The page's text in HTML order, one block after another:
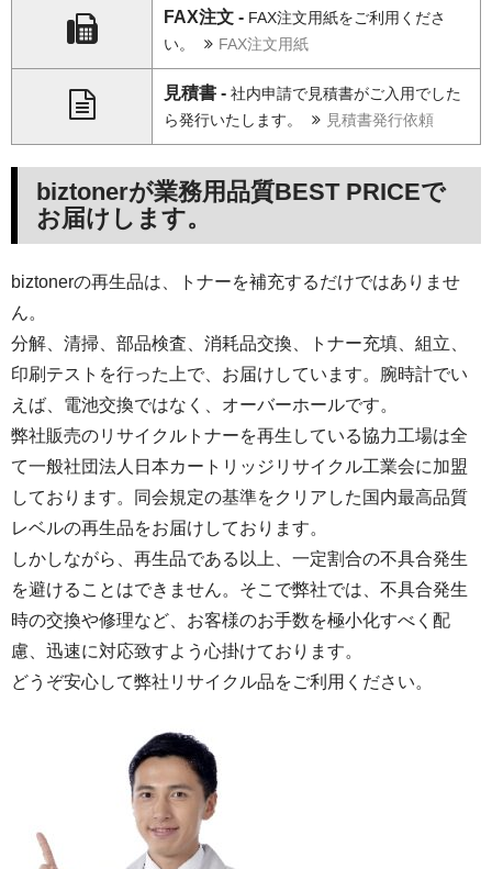
FAX注文 - FAX注文用紙をご利用くださ
い。
FAX注文用紙
見積書 - 社内申請で見積書がご入用でした
ら発行いたします。
見積書発行依頼
biztonerが業務用品質BEST PRICEで
お届けします。
biztonerの再生品は、トナーを補充するだけではありませ
ん。
分解、清掃、部品検査、消耗品交換、トナー充填、組立、
印刷テストを行った上で、お届けしています。腕時計でい
えば、電池交換ではなく、オーバーホールです。
弊社販売のリサイクルトナーを再生している協力工場は全
て一般社団法人日本カートリッジリサイクル工業会に加盟
しております。同会規定の基準をクリアした国内最高品質
レベルの再生品をお届けしております。
しかしながら、再生品である以上、一定割合の不具合発生
を避けることはできません。そこで弊社では、不具合発生
時の交換や修理など、お客様のお手数を極小化すべく配
慮、迅速に対応致すよう心掛けております。
どうぞ安心して弊社リサイクル品をご利用ください。